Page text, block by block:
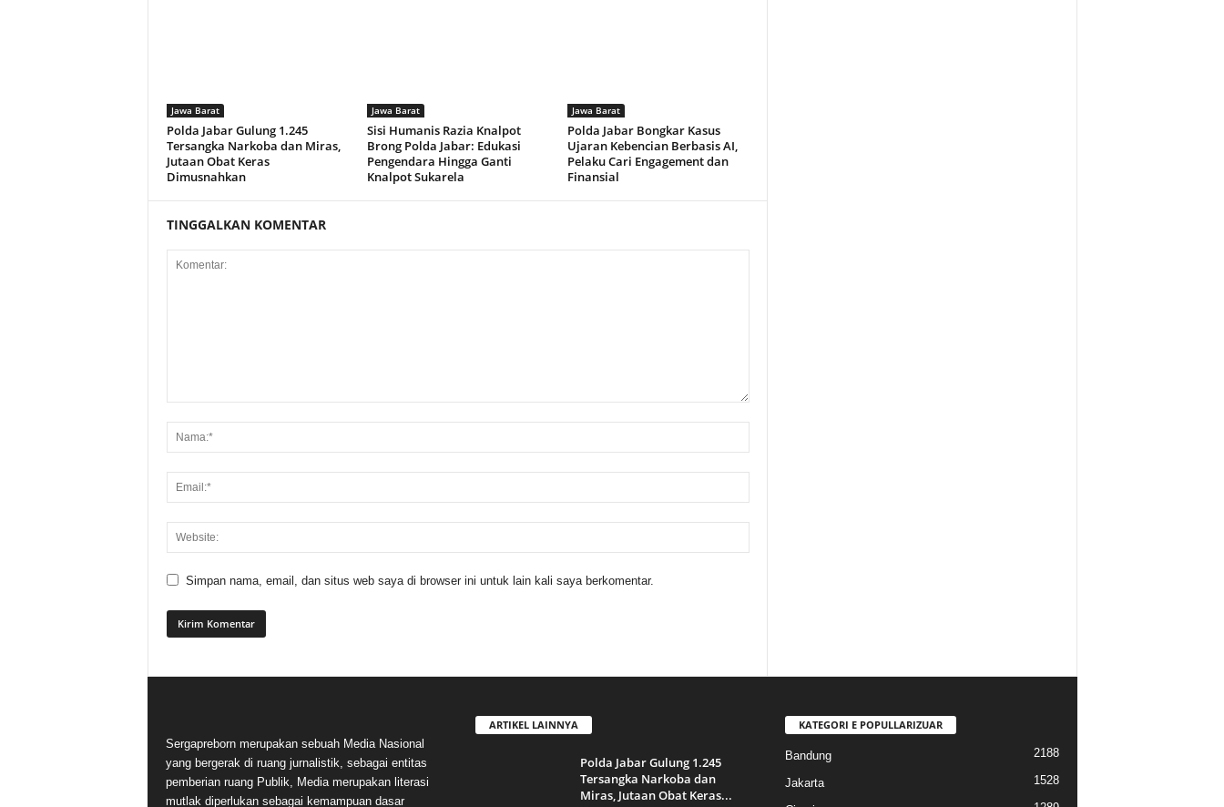
Jawa Barat
Polda Jabar Gulung 1.245
Tersangka Narkoba dan Miras,
Jutaan Obat Keras
Dimusnahkan
Jawa Barat
Sisi Humanis Razia Knalpot
Brong Polda Jabar: Edukasi
Pengendara Hingga Ganti
Knalpot Sukarela
Jawa Barat
Polda Jabar Bongkar Kasus
Ujaran Kebencian Berbasis AI,
Pelaku Cari Engagement dan
Finansial
TINGGALKAN KOMENTAR
Simpan nama, email, dan situs web saya di browser ini untuk lain kali saya berkomentar.
Sergapreborn merupakan sebuah Media Nasional
yang bergerak di ruang jurnalistik, sebagai entitas
pemberian ruang Publik, Media merupakan literasi
mutlak diperlukan sebagai kemampuan dasar
ARTIKEL LAINNYA
Polda Jabar Gulung 1.245
Tersangka Narkoba dan
Miras, Jutaan Obat Keras...
KATEGORI E POPULLARIZUAR
Bandung 2188
Jakarta 1528